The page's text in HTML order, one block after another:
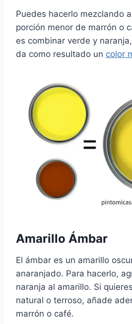
Puedes hacerlo mezclando
porción menor de marrón o
es combinar verde y
da como resultado un color
Amarillo Ámbar
El ámbar es un amarillo
anaranjado. Para hacerlo,
naranja al amarillo. Si
natural o terroso, añade
marrón o café.